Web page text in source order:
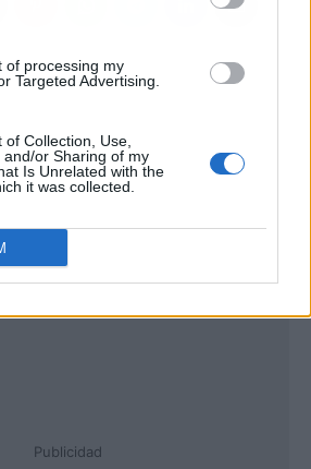
of processing my
Targeted Advertising.
Collection, Use,
and/or Sharing of my
Is Unrelated with the
it was collected.
Publicidad